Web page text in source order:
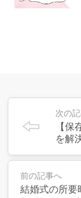
次の
【保
を解
前の記事へ
結婚式の所要